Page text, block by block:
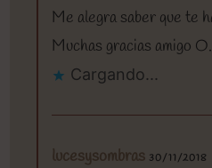
Me alegra saber que te
Muchas gracias amigo O.
Cargando...
lucesysombras 30/11/2018